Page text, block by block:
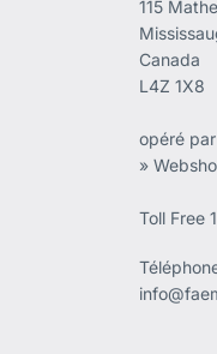
115
Canada
L4Z 1X8
opéré
»
Toll Free